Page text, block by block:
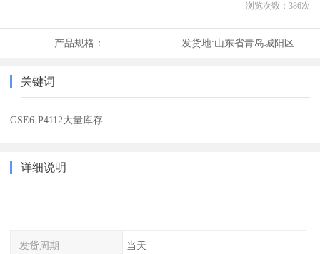
浏览次数： 386次
产品规格： 发货地:山东省青岛城阳区
关键词
GSE6-P4112大量库存
详细说明
发货周期 当天